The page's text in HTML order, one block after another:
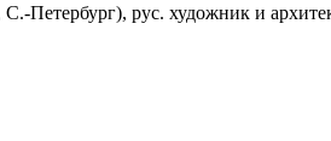
Петербург), рус. художник и